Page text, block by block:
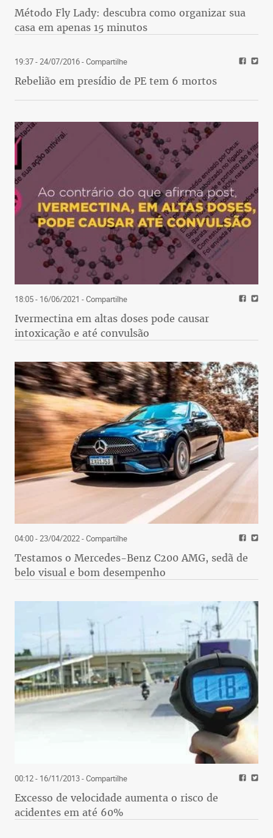
Método Fly Lady: descubra como organizar sua
casa em apenas 15 minutos
19:37 - 24/07/2016- Compartilhe
Rebelião em presídio de PE tem 6 mortos
18:05 - 16/06/2021 - Compartilhe
Ivermectina em altas doses pode causar
intoxicação e até convulsão
04:00 - 23/04/2022- Compartilhe
Testamos o Mercedes-Benz C200 AMG, sedã de
belo visual e bom desempenho
00:12 - 16/11/2013- Compartilhe
Excesso de velocidade aumenta o risco de
acidentes em até 60%